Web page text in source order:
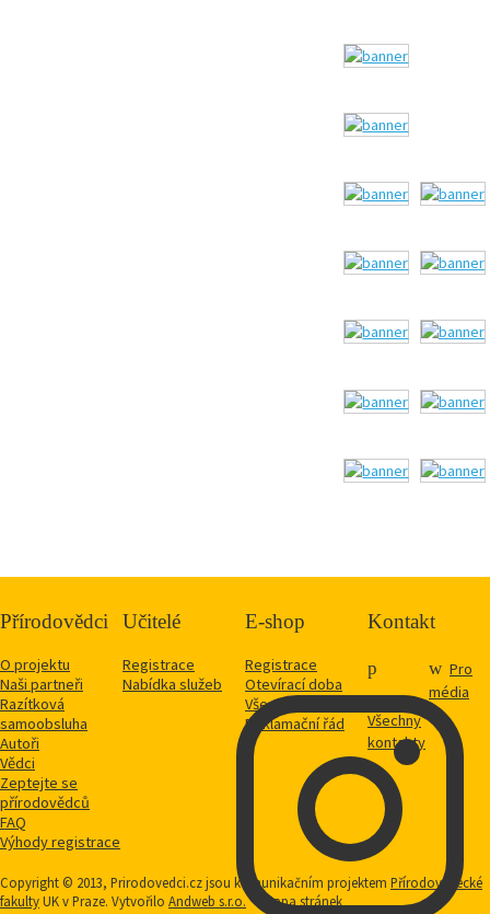
Přírodovědci
O projektu
Naši partneři
Razítková
samoobsluha
Autoři
Vědci
Zeptejte se
přírodovědců
FAQ
Výhody registrace
Učitelé
Registrace
Nabídka služeb
E-shop
Registrace
Otevírací doba
Vše o nákupu
Reklamační řád
Kontakt
Všechny
kontakty
Pro
média
Copyright © 2013, Prirodovedci.cz jsou komunikačním projektem Přírodovědecké
fakultyUK v Praze. Vytvořilo Andweb s.r.o. Mapa stránek